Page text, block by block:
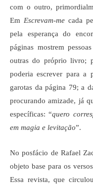
com o outro,
Em Escrevam-mecada
pela esperança do
páginas mostrem
outras do próprio livro;
poderia escrever para a
garotas da página 79; a
procurando amizade, já
específicas: “quero
em magia e levitação”.
No posfácio de Rafael
objeto base para os
Essa revista, que